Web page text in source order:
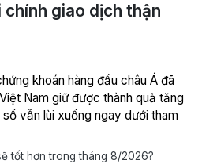
chính giao dịch thận
khoán hàng đầu châu Á đã
Nam giữ được thành quả tăng
vẫn lùi xuống ngay dưới tham
tốt hơn trong tháng 8/2026?